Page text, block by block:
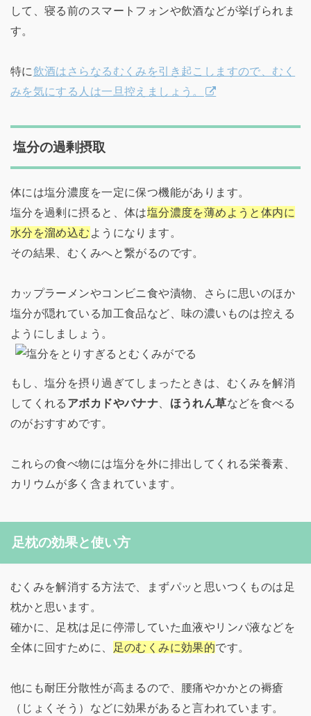
して、寝る前のスマートフォンや飲酒などが挙げられま
す。
特に飲酒はさらなるむくみを引き起こしますので、むく
みを気にする人は一旦控えましょう。
塩分の過剰摂取
体には塩分濃度を一定に保つ機能があります。
塩分を過剰に摂ると、体は塩分濃度を薄めようと体内に
水分を溜め込む ようになります。
その結果、むくみへと繋がるのです。
カップラーメンやコンビニ食や漬物、さらに思いのほか
塩分が隠れている加工食品など、味の濃いものは控える
ようにしましょう。
もし、塩分を摂り過ぎてしまったときは、むくみを解消
してくれる アボカドやバナナ ほうれん草などを食べる
のがおすすめです。
これらの食べ物には塩分を外に排出してくれる栄養素、
カリウムが多く含まれています。
足枕の効果と使い方
むくみを解消する方法で、まずパッと思いつくものは足
枕かと思います。
確かに、足枕は足に停滞していた血液やリンパ液などを
全体に回すために、
足のむくみに効果的です。
他にも耐圧分散性が高まるので、腰痛やかかとの褥瘡
（じょくそう）などに効果があると言われています。